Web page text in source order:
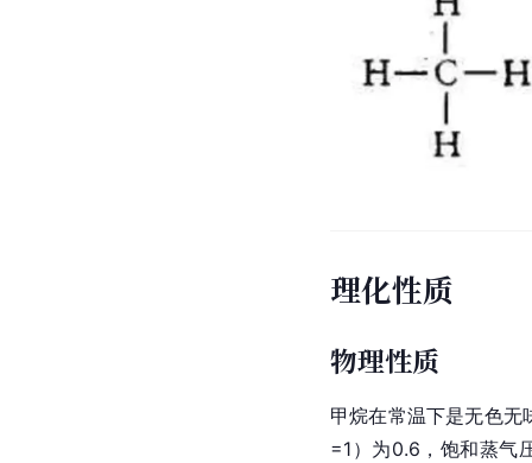
理化性质
物理性质
甲烷在常温下是无色无
=1）为0.6，饱和蒸